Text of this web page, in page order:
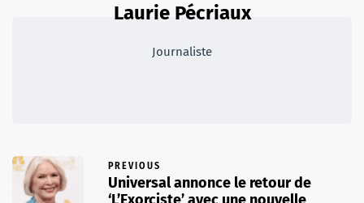
Laurie Pécriaux
Journaliste
PREVIOUS
Universal annonce le retour de